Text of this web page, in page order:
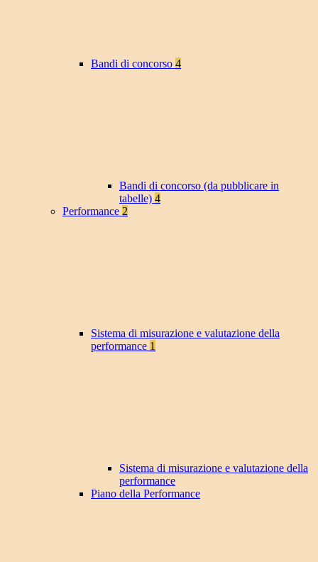
Bandi di concorso 4
Bandi di concorso (da pubblicare in
tabelle) 4
Performance 2
Sistema di misurazione e valutazione della
performance 1
Sistema di misurazione e valutazione della
performance
Piano della Performance